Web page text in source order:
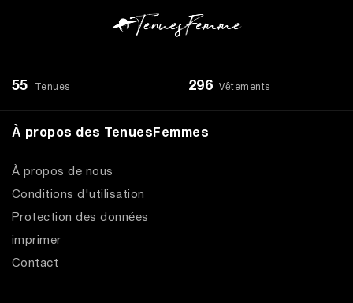
55 Tenues 296 Vêtements
À propos des TenuesFemmes
À propos de nous
Conditions d'utilisation
Protection des données
imprimer
Contact